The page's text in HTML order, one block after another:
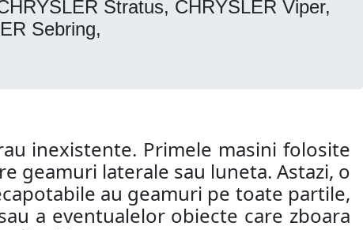
Stratus, CHRYSLER Viper,
Sebring,
inexistente. Primele masini folosite
geamuri laterale sau luneta. Astazi, o
au geamuri pe toate partile,
a eventualelor obiecte care zboara